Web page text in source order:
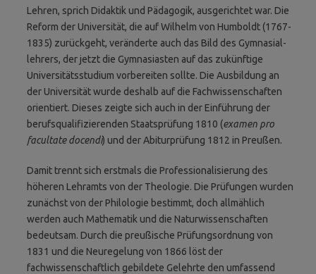
Lehren, sprich Didaktik und Pädagogik, ausgerichtet war. Die
Reform der Universität, die auf Wilhelm von Humboldt (1767-
1835) zurück­geht, veränderte auch das Bild des Gymnasial­
lehrers, der jetzt die Gymnasiasten auf das zukünftige
Universitätsstudium vorbereiten sollte. Die Ausbildung an
der Universität wurde deshalb auf die Fachwissenschaften
orientiert. Dieses zeigte sich auch in der Einführung der
berufsqualifizieren­den Staatsprüfung 1810 (examen pro
facultate docendi) und der Abiturprüfung 1812 in Preußen.
Damit trennt sich erstmals die Professionali­sierung des
höheren Lehramts von der Theologie. Die Prüfungen wurden
zunächst von der Philologie bestimmt, doch allmählich
werden auch Mathematik und die Naturwissenschaften
bedeut­sam. Durch die preußische Prüfungsordnung von
1831 und die Neuregelung von 1866 löst der
fachwissenschaftlich gebildete Gelehrte den umfassend